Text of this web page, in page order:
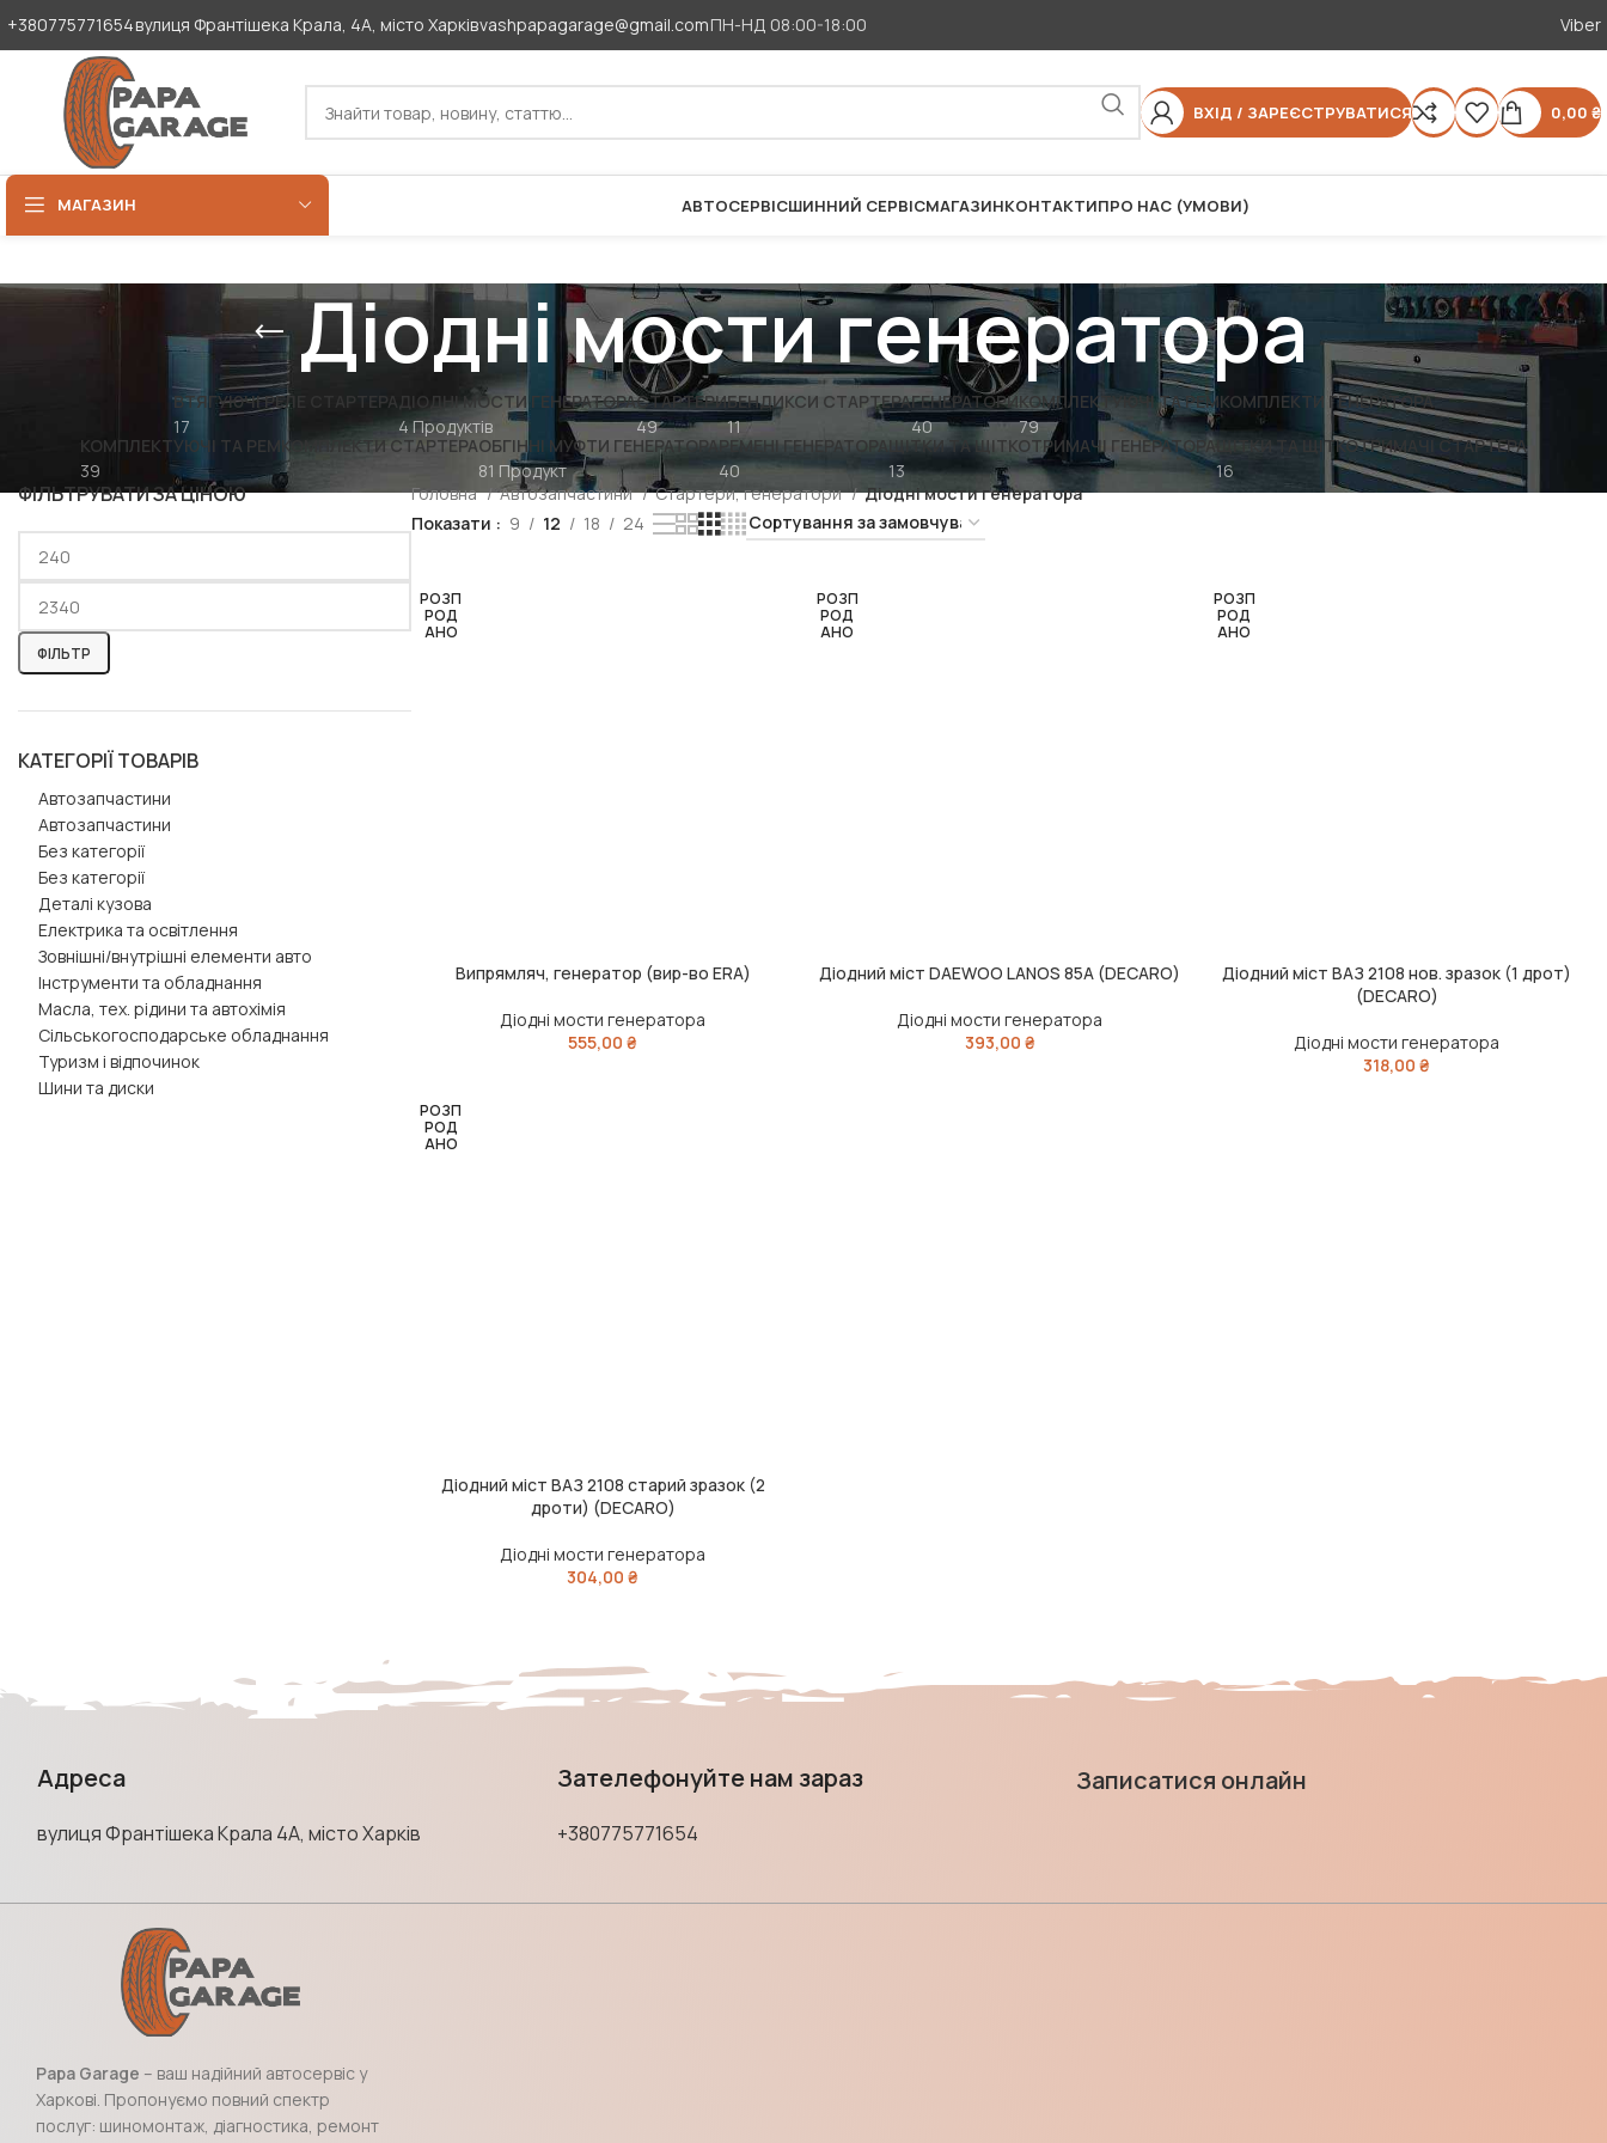
+380775771654вулиця Франтішека Крала, 4А, місто Харківvashpapagarage@gmail.comПН-НД 08:00-18:00 Viber
ВХІД / ЗАРЕЄСТРУВАТИСЯ 0,00 ₴
МАГАЗИН АВТОСЕРВІСШИННИЙ СЕРВІСМАГАЗИНКОНТАКТИПРО НАС (УМОВИ)
Діодні мости генератора
ВТЯГУЮЧІ РЕЛЕ СТАРТЕРА
17
ДІОДНІ МОСТИ ГЕНЕРАТОРА
4 Продуктів
СТАРТЕРИ
49
БЕНДИКСИ СТАРТЕРА
11
ГЕНЕРАТОРИ
40
КОМПЛЕКТУЮЧІ ТА РЕМКОМПЛЕКТИ ГЕНЕРАТОРА
79
КОМПЛЕКТУЮЧІ ТА РЕМКОМПЛЕКТИ СТАРТЕРА
39
ОБГІННІ МУФТИ ГЕНЕРАТОРА
81 Продукт
РЕМЕНІ ГЕНЕРАТОРА
40
ЩІТКИ ТА ЩІТКОТРИМАЧІ ГЕНЕРАТОРА
13
ЩІТКИ ТА ЩІТКОТРИМАЧІ СТАРТЕРА
16
ФІЛЬТРУВАТИ ЗА ЦІНОЮ
ФІЛЬТР
КАТЕГОРІЇ ТОВАРІВ
Автозапчастини
Автозапчастини
Без категорії
Без категорії
Деталі кузова
Електрика та освітлення
Зовнішні/внутрішні елементи авто
Інструменти та обладнання
Масла, тех. рідини та автохімія
Сільськогосподарське обладнання
Туризм і відпочинок
Шини та диски
Головна Автозапчастини Стартери, генератори
Діодні мости генератора
Показати
9 12 18 24
РОЗП
РОД
АНО
ЧИТАТИ ДАЛІ
Випрямляч, генератор (вир-во ERA)
Діодні мости генератора
555,00₴
РОЗП
РОД
АНО
ЧИТАТИ ДАЛІ
Діодний міст DAEWOO LANOS 85А (DECARO)
Діодні мости генератора
393,00 ₴
РОЗП
РОД
АНО
ЧИТАТИ ДАЛІ
Діодний міст ВАЗ 2108 нов. зразок (1 дрот)
(DECARO)
Діодні мости генератора
318,00₴
РОЗП
РОД
АНО
ЧИТАТИ ДАЛІ
Діодний міст ВАЗ 2108 старий зразок (2
дроти) (DECARO)
Діодні мости генератора
304,00₴
Адреса
вулиця Франтішека Крала 4А, місто Харків
Зателефонуйте нам зараз
+380775771654
Записатися онлайн
Papa Garage – ваш надійний автосервіс у
Харкові. Пропонуємо повний спектр
послуг: шиномонтаж, діагностика, ремонт